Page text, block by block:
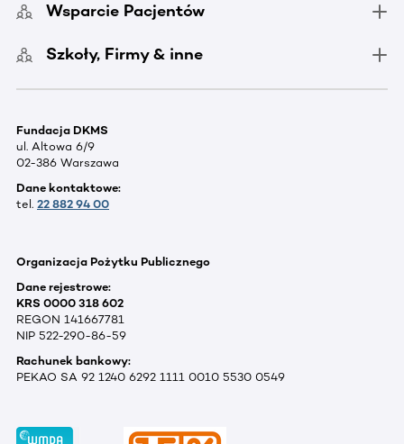
Wsparcie Pacjentów
Szkoły, Firmy & inne
Fundacja DKMS
ul. Altowa 6/9
02-386 Warszawa
Dane kontaktowe:
tel. 22 882 94 00
Organizacja Pożytku Publicznego
Dane rejestrowe:
KRS 0000 318 602
REGON 141667781
NIP 522-290-86-59
Rachunek bankowy:
PEKAO SA 92 1240 6292 1111 0010 5530 0549